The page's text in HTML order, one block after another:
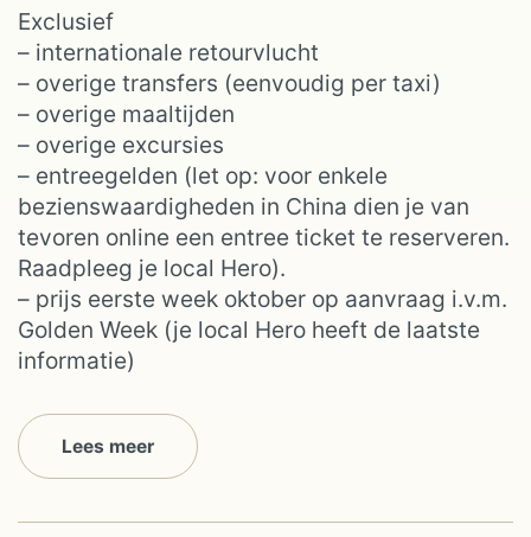
Exclusief
– internationale retourvlucht
– overige transfers (eenvoudig per taxi)
– overige maaltijden
– overige excursies
– entreegelden (let op: voor enkele
bezienswaardigheden in China dien je van
tevoren online een entree ticket te reserveren.
Raadpleeg je local Hero).
– prijs eerste week oktober op aanvraag i.v.m.
Golden Week (je local Hero heeft de laatste
informatie)
Lees meer